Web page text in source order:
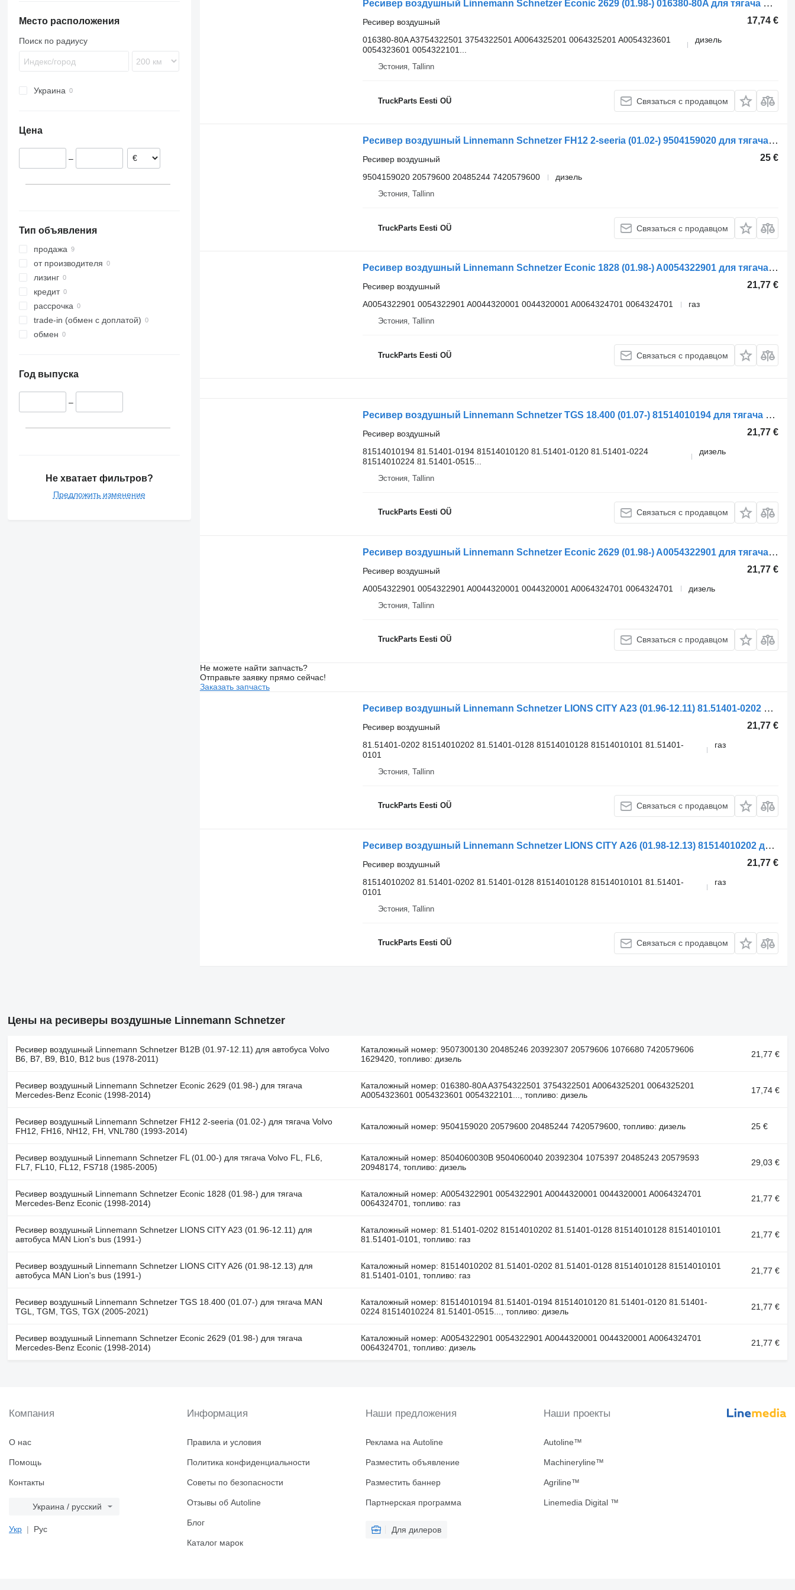
TGS
Axor
Intouro
LK
F89
FL
FM
VNL
Место расположения
Поиск по радиусу
Украина
Цена
–
Тип объявления
продажа
от производителя
лизинг
кредит
рассрочка
trade-in (обмен с доплатой)
обмен
Год выпуска
–
Не хватает фильтров?
Предложить изменение
Ресивер воздушный Linnemann Schnetzer Econic 2629 (01.98-) 016380-80A для тягача Mercedes-Benz Econic (1998-2014)
17,74 €
Ресивер воздушный
016380-80A A3754322501 3754322501 A0064325201 0064325201 A0054323601
0054323601 0054322101...
дизель
Эстония, Tallinn
TruckParts Eesti OÜ Связаться с продавцом
Ресивер воздушный Linnemann Schnetzer FH12 2-seeria (01.02-) 9504159020 для тягача Volvo FH12, FH16, NH12, FH, VNL780 (1993-2014)
25 €
Ресивер воздушный
9504159020 20579600 20485244 7420579600
дизель
Эстония, Tallinn
TruckParts Eesti OÜ Связаться с продавцом
Ресивер воздушный Linnemann Schnetzer Econic 1828 (01.98-) A0054322901 для тягача Mercedes-Benz Econic (1998-2014)
21,77 €
Ресивер воздушный
A0054322901 0054322901 A0044320001 0044320001 A0064324701 0064324701
газ
Эстония, Tallinn
TruckParts Eesti OÜ Связаться с продавцом
Ресивер воздушный Linnemann Schnetzer TGS 18.400 (01.07-) 81514010194 для тягача MAN TGL, TGM, TGS, TGX (2005-2021)
21,77 €
Ресивер воздушный
81514010194 81.51401-0194 81514010120 81.51401-0120 81.51401-0224
81514010224 81.51401-0515...
дизель
Эстония, Tallinn
TruckParts Eesti OÜ Связаться с продавцом
Ресивер воздушный Linnemann Schnetzer Econic 2629 (01.98-) A0054322901 для тягача Mercedes-Benz Econic (1998-2014)
21,77 €
Ресивер воздушный
A0054322901 0054322901 A0044320001 0044320001 A0064324701 0064324701
дизель
Эстония, Tallinn
TruckParts Eesti OÜ Связаться с продавцом
Не можете найти запчасть?
Отправьте заявку прямо сейчас!
Заказать запчасть
Ресивер воздушный Linnemann Schnetzer LIONS CITY A23 (01.96-12.11) 81.51401-0202 для автобуса MAN Lion's bus (1991-)
21,77 €
Ресивер воздушный
81.51401-0202 81514010202 81.51401-0128 81514010128 81514010101 81.51401-
0101
газ
Эстония, Tallinn
TruckParts Eesti OÜ Связаться с продавцом
Ресивер воздушный Linnemann Schnetzer LIONS CITY A26 (01.98-12.13) 81514010202 для автобуса MAN Lion's bus (1991-)
21,77 €
Ресивер воздушный
81514010202 81.51401-0202 81.51401-0128 81514010128 81514010101 81.51401-
0101
газ
Эстония, Tallinn
TruckParts Eesti OÜ Связаться с продавцом
Цены на ресиверы воздушные Linnemann Schnetzer
Ресивер воздушный Linnemann Schnetzer B12B (01.97-12.11) для автобуса Volvo
B6, B7, B9, B10, B12 bus (1978-2011)
Каталожный номер: 9507300130 20485246 20392307 20579606 1076680 7420579606
1629420, топливо: дизель
21,77 €
Ресивер воздушный Linnemann Schnetzer Econic 2629 (01.98-) для тягача
Mercedes-Benz Econic (1998-2014)
Каталожный номер: 016380-80A A3754322501 3754322501 A0064325201 0064325201
A0054323601 0054323601 0054322101..., топливо: дизель
17,74 €
Ресивер воздушный Linnemann Schnetzer FH12 2-seeria (01.02-) для тягача Volvo
FH12, FH16, NH12, FH, VNL780 (1993-2014)
Каталожный номер: 9504159020 20579600 20485244 7420579600, топливо: дизель 25 €
Ресивер воздушный Linnemann Schnetzer FL (01.00-) для тягача Volvo FL, FL6,
FL7, FL10, FL12, FS718 (1985-2005)
Каталожный номер: 8504060030B 9504060040 20392304 1075397 20485243 20579593
20948174, топливо: дизель
29,03 €
Ресивер воздушный Linnemann Schnetzer Econic 1828 (01.98-) для тягача
Mercedes-Benz Econic (1998-2014)
Каталожный номер: A0054322901 0054322901 A0044320001 0044320001 A0064324701
0064324701, топливо: газ
21,77 €
Ресивер воздушный Linnemann Schnetzer LIONS CITY A23 (01.96-12.11) для
автобуса MAN Lion's bus (1991-)
Каталожный номер: 81.51401-0202 81514010202 81.51401-0128 81514010128 81514010101
81.51401-0101, топливо: газ
21,77 €
Ресивер воздушный Linnemann Schnetzer LIONS CITY A26 (01.98-12.13) для
автобуса MAN Lion's bus (1991-)
Каталожный номер: 81514010202 81.51401-0202 81.51401-0128 81514010128 81514010101
81.51401-0101, топливо: газ
21,77 €
Ресивер воздушный Linnemann Schnetzer TGS 18.400 (01.07-) для тягача MAN
TGL, TGM, TGS, TGX (2005-2021)
Каталожный номер: 81514010194 81.51401-0194 81514010120 81.51401-0120 81.51401-
0224 81514010224 81.51401-0515..., топливо: дизель
21,77 €
Ресивер воздушный Linnemann Schnetzer Econic 2629 (01.98-) для тягача
Mercedes-Benz Econic (1998-2014)
Каталожный номер: A0054322901 0054322901 A0044320001 0044320001 A0064324701
0064324701, топливо: дизель
21,77 €
Компания
О нас
Помощь
Контакты
Украина / русский
Укр Рус
Информация
Правила и условия
Политика конфиденциальности
Советы по безопасности
Отзывы об Autoline
Блог
Каталог марок
Наши предложения
Реклама на Autoline
Разместить объявление
Разместить баннер
Партнерская программа
Для дилеров
Наши проекты
Autoline™
Machineryline™
Agriline™
Linemedia Digital ™